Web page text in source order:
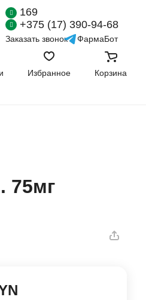
169
+375 (17) 390-94-68
Заказать звонок ФармаБот
Избранное Корзина
75мг